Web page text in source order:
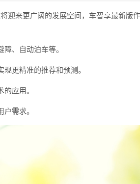
迎来更广阔的发展空间，车智享最新版
、自动泊车等。
更精准的推荐和预测。
应用。
需求。